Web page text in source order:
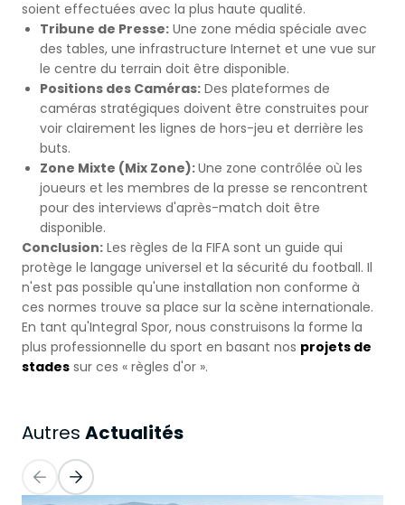
soient effectuées avec la plus haute qualité.
Tribune de Presse: Une zone média spéciale avec
des tables, une infrastructure Internet et une vue sur
le centre du terrain doit être disponible.
Positions des Caméras: Des plateformes de
caméras stratégiques doivent être construites pour
voir clairement les lignes de hors-jeu et derrière les
buts.
Zone Mixte (Mix Zone):Une zone contrôlée où les
joueurs et les membres de la presse se rencontrent
pour des interviews d'après-match doit être
disponible.
Conclusion: Les règles de la FIFA sont un guide qui
protège le langage universel et la sécurité du football. Il
n'est pas possible qu'une installation non conforme à
ces normes trouve sa place sur la scène internationale.
En tant qu'Integral Spor, nous construisons la forme la
plus professionnelle du sport en basant nos projets de
stades sur ces « règles d'or ».
Autres Actualités